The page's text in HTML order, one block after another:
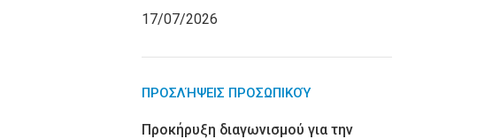
17/07/2026
ΠΡΟΣΛΉΨΕΙΣ ΠΡΟΣΩΠΙΚΟΎ
Προκήρυξη διαγωνισμού για την